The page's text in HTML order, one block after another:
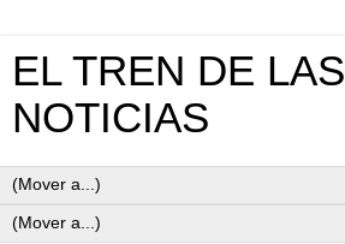
EL TREN DE LAS
NOTICIAS